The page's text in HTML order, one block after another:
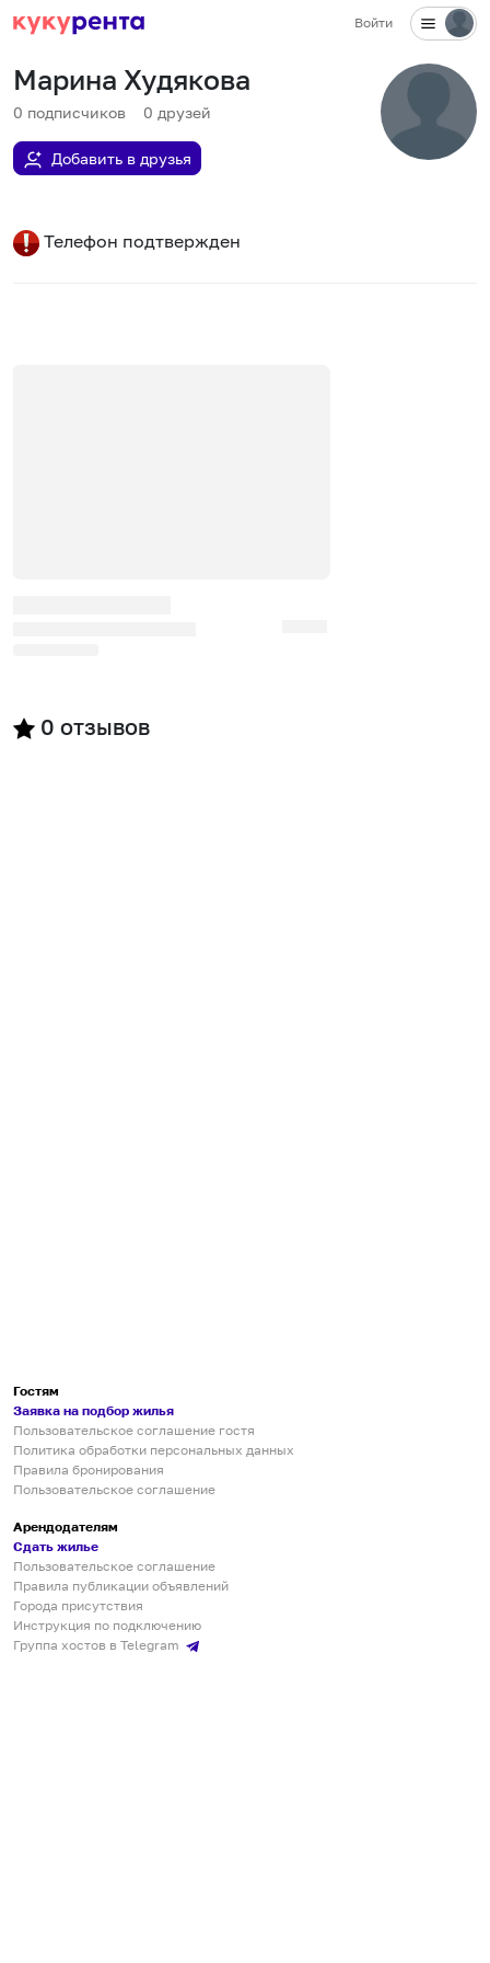
Войти
Марина Худякова
0 подписчиков 0 друзей
Добавить в друзья
Телефон подтвержден
0 отзывов
Гостям
Заявка на подбор жилья
Пользовательское соглашение гостя
Политика обработки персональных данных
Правила бронирования
Пользовательское соглашение
Арендодателям
Сдать жилье
Пользовательское соглашение
Правила публикации объявлений
Города присутствия
Инструкция по подключению
Группа хостов в Telegram